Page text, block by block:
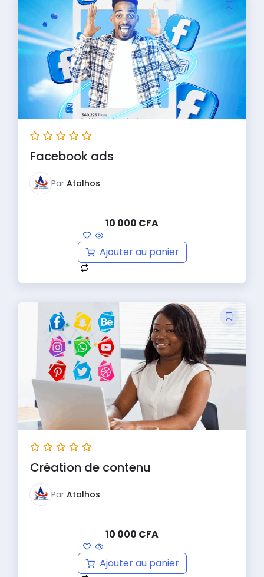
Facebook ads
ParAtalhos
10 000 CFA
Ajouter au panier
Création de contenu
ParAtalhos
10 000 CFA
Ajouter au panier